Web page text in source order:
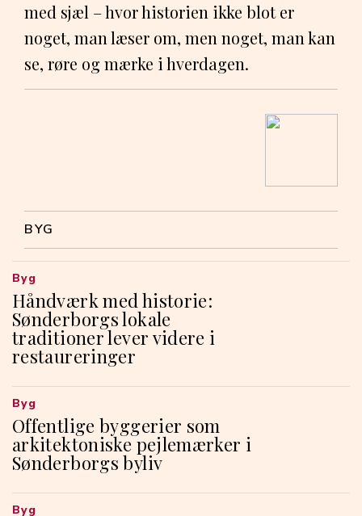
med sjæl – hvor historien ikke blot er
noget, man læser om, men noget, man kan
se, røre og mærke i hverdagen.
BYG
Håndværk med historie:
Sønderborgs lokale
traditioner lever videre i
restaureringer
Byg
Offentlige byggerier som
arkitektoniske pejlemærker i
Sønderborgs byliv
Byg
Byg